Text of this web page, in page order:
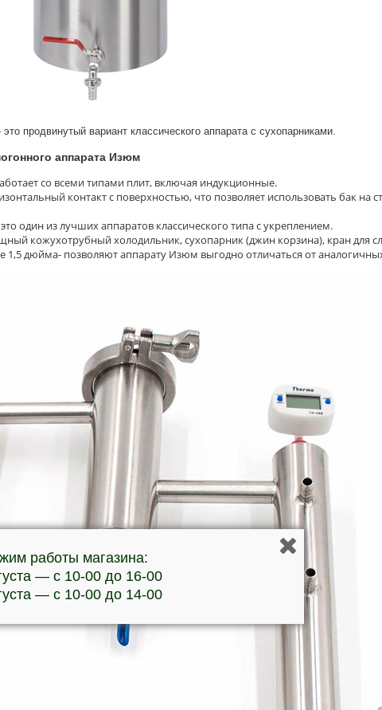
продвинутый вариант классического аппарата с сухопарниками.
аппарата Изюм
со всеми типами плит, включая индукционные.
контакт с поверхностью, что позволяет использовать бак на
один из лучших аппаратов классического типа с укреплением.
кожухотрубный холодильник, сухопарник (джин корзина), кран для
1,5 дюйма- позволяют аппарату Изюм выгодно отличаться от
работы магазина:
— с 10-00 до 16-00
— с 10-00 до 14-00